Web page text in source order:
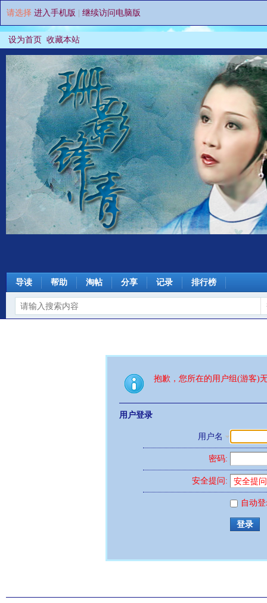
请选择 进入手机版 继续访问电脑版
设为首页 收藏本站
导读 帮助 淘帖 分享 记录 排行榜
抱歉，您所在的用户组(游客)
用户登录
用户名
密码:
安全提问:
自动
登录